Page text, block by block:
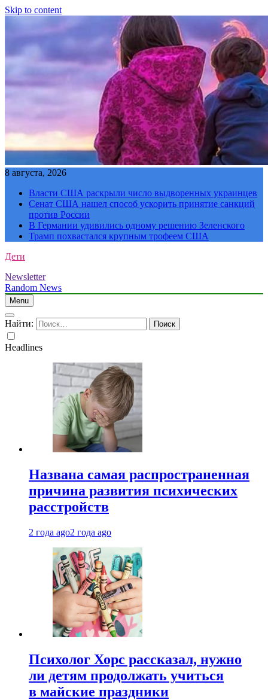
Skip to content
8 августа, 2026
Власти США раскрыли число выдворенных украинцев
Сенат США нашел способ ускорить принятие санкций
против России
В Германии удивились одному решению Зеленского
Трамп похвастался крупным трофеем США
Дети
Newsletter
Random News
Menu
Найти:
Headlines
Названа самая распространенная
причина развития психических
расстройств
2 года ago2 года ago
Психолог Хорс рассказал, нужно
ли детям продолжать учиться
в майские праздники